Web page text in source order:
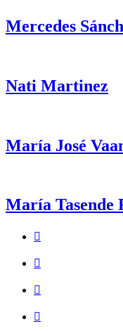
Mercedes
Nati Martinez
María José
María Tasende
Volver
navegación
principal